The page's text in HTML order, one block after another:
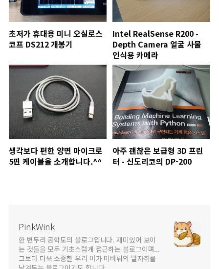
초저가 휴대용 미니 오실로스
코프 DS212 개봉기
Intel RealSense R200 -
Depth Camera 얼굴 사물
인식용 카메라
생각보다 편한 양면 마이크로
5핀 케이블을 소개합니다.^^
아주 괜찮은 보급형 3D 프린
터 - 신도리코의 DP-200
PinkWink
한 변두리 공학도의 블로그입니다. 재미있어 보이
는 것들을 모두 기초스럽게 접근하는 블로그이며...
그보다 더욱 소중한 우리 아가 미바뤼의 발자취를